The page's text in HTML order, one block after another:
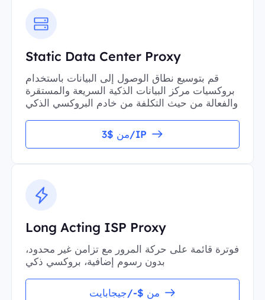
Static Data Center Proxy
قم بتوسيع نطاق الوصول إلى البيانات باستخدام
بروكسيات مركز البيانات الذكية السريعة والمستقرة
والفعالة من حيث التكلفة من خادم البروكسي الذكي
من $3/IP
Long Acting ISP Proxy
فوترة قائمة على حركة المرور مع تزامن غير محدود،
بدون رسوم إضافية، بروكسي ذكي
من $-/جيجابايت